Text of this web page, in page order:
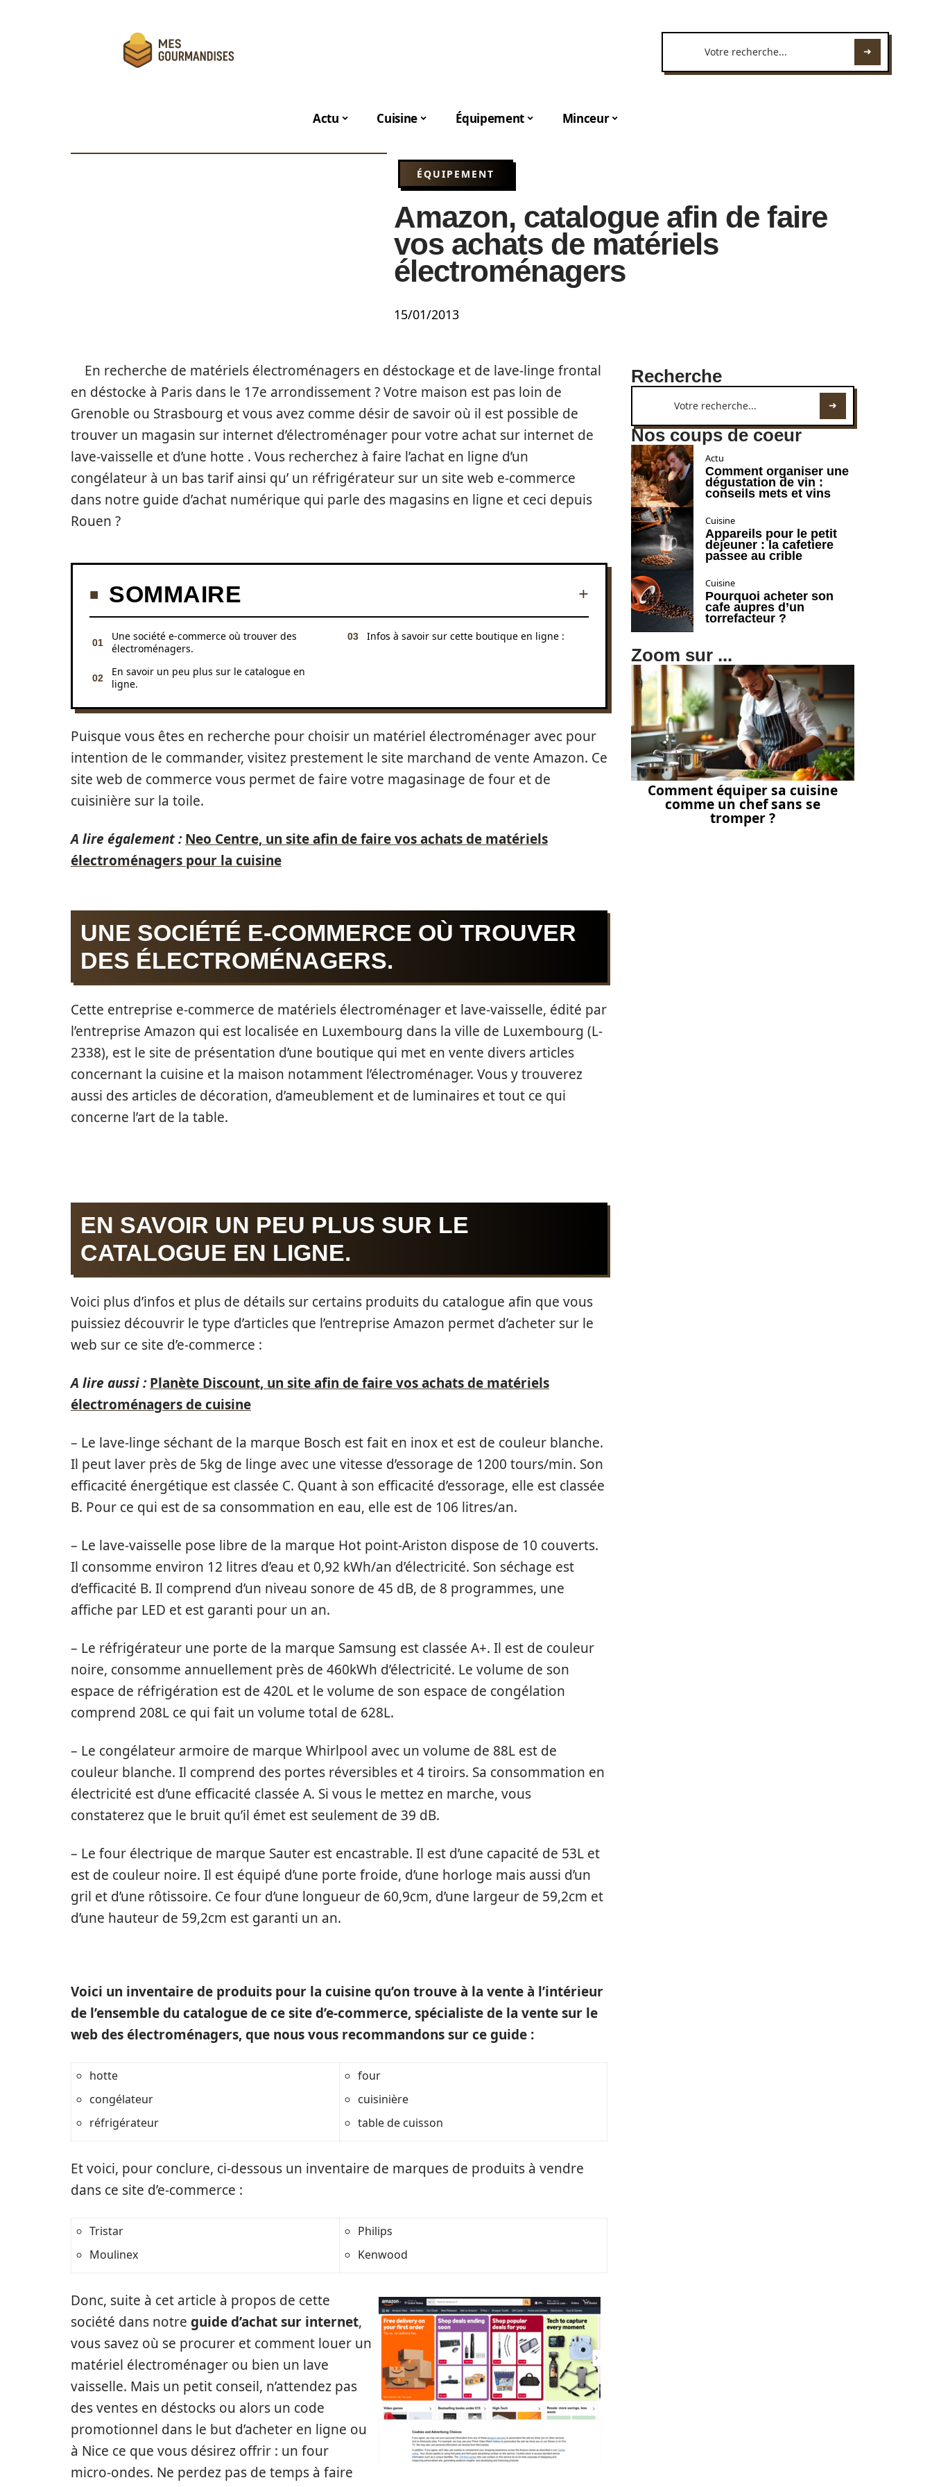
Actu Cuisine Équipement Minceur
ÉQUIPEMENT
Amazon, catalogue afin de faire
vos achats de matériels
électroménagers
15/01/2013
En recherche de matériels électroménagers en déstockage et de lave-linge frontal
en déstocke à Paris dans le 17e arrondissement ? Votre maison est pas loin de
Grenoble ou Strasbourg et vous avez comme désir de savoir où il est possible de
trouver un magasin sur internet d’électroménager pour votre achat sur internet de
lave-vaisselle et d’une hotte . Vous recherchez à faire l’achat en ligne d’un
congélateur à un bas tarif ainsi qu’ un réfrigérateur sur un site web e-commerce
dans notre guide d’achat numérique qui parle des magasins en ligne et ceci depuis
Rouen ?
SOMMAIRE
Une société e-commerce où trouver des
électroménagers.
En savoir un peu plus sur le catalogue en
ligne.
Infos à savoir sur cette boutique en ligne :
Puisque vous êtes en recherche pour choisir un matériel électroménager avec pour
intention de le commander, visitez prestement le site marchand de vente Amazon. Ce
site web de commerce vous permet de faire votre magasinage de four et de
cuisinière sur la toile.
A lire également : Neo Centre, un site afin de faire vos achats de matériels
électroménagers pour la cuisine
UNE SOCIÉTÉ E-COMMERCE OÙ TROUVER
DES ÉLECTROMÉNAGERS.
Cette entreprise e-commerce de matériels électroménager et lave-vaisselle, édité par
l’entreprise Amazon qui est localisée en Luxembourg dans la ville de Luxembourg (L-
2338), est le site de présentation d’une boutique qui met en vente divers articles
concernant la cuisine et la maison notamment l’électroménager. Vous y trouverez
aussi des articles de décoration, d’ameublement et de luminaires et tout ce qui
concerne l’art de la table.
EN SAVOIR UN PEU PLUS SUR LE
CATALOGUE EN LIGNE.
Voici plus d’infos et plus de détails sur certains produits du catalogue afin que vous
puissiez découvrir le type d’articles que l’entreprise Amazon permet d’acheter sur le
web sur ce site d’e-commerce :
A lire aussi : Planète Discount, un site afin de faire vos achats de matériels
électroménagers de cuisine
– Le lave-linge séchant de la marque Bosch est fait en inox et est de couleur blanche.
Il peut laver près de 5kg de linge avec une vitesse d’essorage de 1200 tours/min. Son
efficacité énergétique est classée C. Quant à son efficacité d’essorage, elle est classée
B. Pour ce qui est de sa consommation en eau, elle est de 106 litres/an.
– Le lave-vaisselle pose libre de la marque Hot point-Ariston dispose de 10 couverts.
Il consomme environ 12 litres d’eau et 0,92 kWh/an d’électricité. Son séchage est
d’efficacité B. Il comprend d’un niveau sonore de 45 dB, de 8 programmes, une
affiche par LED et est garanti pour un an.
– Le réfrigérateur une porte de la marque Samsung est classée A+. Il est de couleur
noire, consomme annuellement près de 460kWh d’électricité. Le volume de son
espace de réfrigération est de 420L et le volume de son espace de congélation
comprend 208L ce qui fait un volume total de 628L.
– Le congélateur armoire de marque Whirlpool avec un volume de 88L est de
couleur blanche. Il comprend des portes réversibles et 4 tiroirs. Sa consommation en
électricité est d’une efficacité classée A. Si vous le mettez en marche, vous
constaterez que le bruit qu’il émet est seulement de 39 dB.
– Le four électrique de marque Sauter est encastrable. Il est d’une capacité de 53L et
est de couleur noire. Il est équipé d’une porte froide, d’une horloge mais aussi d’un
gril et d’une rôtissoire. Ce four d’une longueur de 60,9cm, d’une largeur de 59,2cm et
d’une hauteur de 59,2cm est garanti un an.
Voici un inventaire de produits pour la cuisine qu’on trouve à la vente à l’intérieur
de l’ensemble du catalogue de ce site d’e-commerce, spécialiste de la vente sur le
web des électroménagers, que nous vous recommandons sur ce guide :
hotte
congélateur
réfrigérateur
four
cuisinière
table de cuisson
Et voici, pour conclure, ci-dessous un inventaire de marques de produits à vendre
dans ce site d’e-commerce :
Tristar
Moulinex
Philips
Kenwood
Donc, suite à cet article à propos de cette
société dans notre guide d’achat sur internet,
vous savez où se procurer et comment louer un
matériel électroménager ou bien un lave
vaisselle. Mais un petit conseil, n’attendez pas
des ventes en déstocks ou alors un code
promotionnel dans le but d’acheter en ligne ou
à Nice ce que vous désirez offrir : un four
micro-ondes. Ne perdez pas de temps à faire
Recherche
Nos coups de coeur
Actu
Comment organiser une
dégustation de vin :
conseils mets et vins
Cuisine
Appareils pour le petit
dejeuner : la cafetiere
passee au crible
Cuisine
Pourquoi acheter son
cafe aupres d’un
torrefacteur ?
Zoom sur ...
Comment équiper sa cuisine
comme un chef sans se
tromper ?